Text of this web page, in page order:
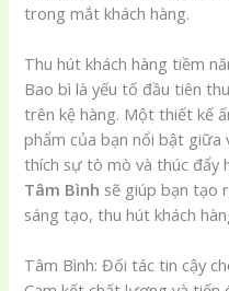
trong mắt khách hàng.
Thu hút khách hàng tiềm
Bao bì là yếu tố đầu tiên
trên kệ hàng. Một thiết kế
phẩm của bạn nổi bật giữa
thích sự tò mò và thúc đẩy
Tâm Bình sẽ giúp bạn tạo
sáng tạo, thu hút khách
Tâm Bình: Đối tác tin cậy